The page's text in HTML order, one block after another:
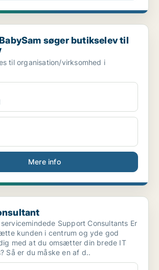
søger butikselev til Aalborg SV
søger butikselev til
til organisation/virksomhed i
Mere info
Support Consultants Er
kunden i centrum og yde god
med at du omsætter din brede IT
Så er du måske en af d..